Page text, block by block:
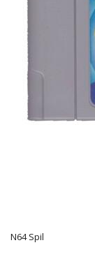
N64 Spil